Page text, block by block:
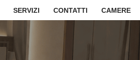
SERVIZI CONTATTI CAMERE